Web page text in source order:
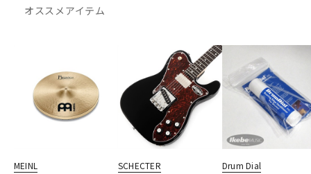
中古
オススメアイテム
MEINL SCHECTER Drum Dial